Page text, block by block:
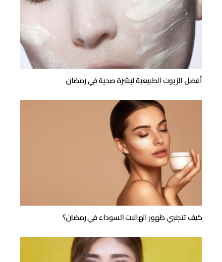
أفضل الزيوت الطبيعية لبشرة صحية في رمضان
كيف تتجنبي ظهور الهالات السوداء في رمضان؟